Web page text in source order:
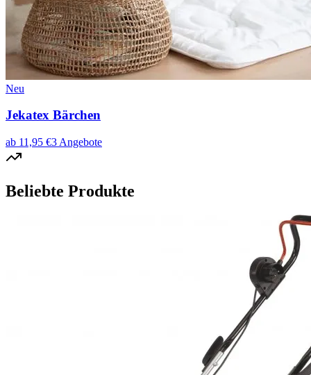
Neu
Jekatex Bärchen
ab 11,95 €3 Angebote
Beliebte Produkte